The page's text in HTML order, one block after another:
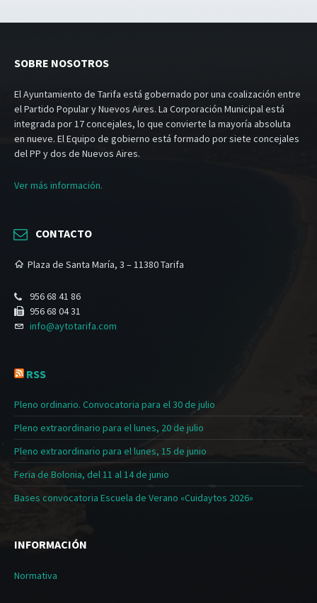
SOBRE NOSOTROS
El Ayuntamiento de Tarifa está gobernado por una coalización entre
el Partido Popular y Nuevos Aires. La Corporación Municipal está
integrada por 17 concejales, lo que convierte la mayoría absoluta
en nueve. El Equipo de gobierno está formado por siete concejales
del PP y dos de Nuevos Aires.
Ver más información.
CONTACTO
Plaza de Santa María, 3 – 11380 Tarifa
956 68 41 86
956 68 04 31
info@aytotarifa.com
RSS
Pleno ordinario. Convocatoria para el 30 de julio
Pleno extraordinario para el lunes, 20 de julio
Pleno extraordinario para el lunes, 15 de junio
Feria de Bolonia, del 11 al 14 de junio
Bases convocatoria Escuela de Verano «Cuidaytos 2026»
INFORMACIÓN
Normativa